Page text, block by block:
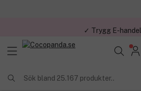
✓ Trygg E-handel
Sök bland 25.167 produkter..